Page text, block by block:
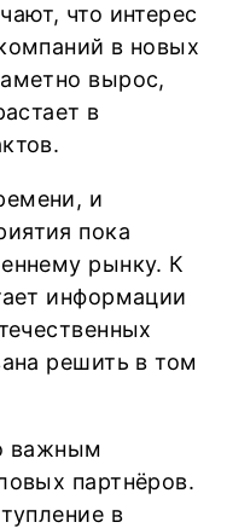
что интерес
в новых
вырос,
в
и
пока
рынку. К
информации
решить в том
важным
партнёров.
в